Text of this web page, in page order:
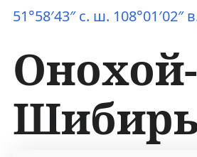
51°58′43″ с. ш. 108°01′02″
Онохой-